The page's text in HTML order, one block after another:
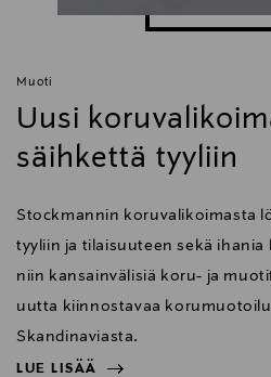
Muoti
Uusi
säihkettä tyyliin
Stockmannin koruvalikoimasta
tyyliin ja tilaisuuteen sekä ihania
niin kansainvälisiä koru- ja
uutta kiinnostavaa
Skandinaviasta.
LUE LISÄÄ